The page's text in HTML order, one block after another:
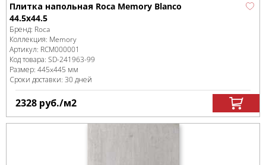
Плитка напольная Roca Memory Blanco
44.5х44.5
Бренд: Roca
Коллекция: Memory
Артикул: RCM000001
Код товара: SD-241963-99
Размер: 445x445 мм
Сроки доставки: 30 дней
2328 руб./м2